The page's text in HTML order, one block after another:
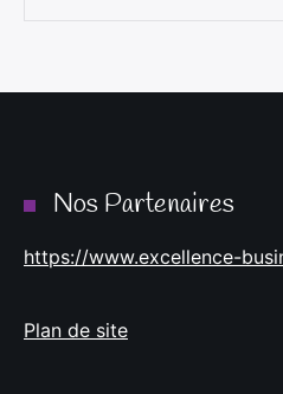
Nos Partenaires
https://www.excellence-
Plan de site